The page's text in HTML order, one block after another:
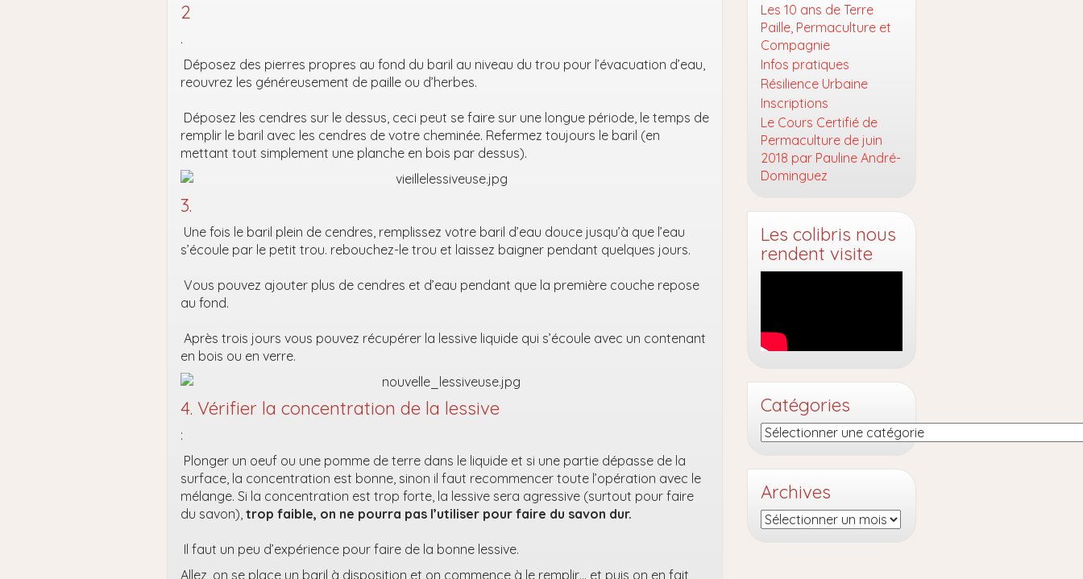
2
.
Déposez des pierres propres au fond du baril au niveau du trou pour l’évacuation d’eau,
reouvrez les généreusement de paille ou d’herbes.
Déposez les cendres sur le dessus, ceci peut se faire sur une longue période, le temps de
remplir le baril avec les cendres de votre cheminée. Refermez toujours le baril (en
mettant tout simplement une planche en bois par dessus).
3.
Une fois le baril plein de cendres, remplissez votre baril d’eau douce jusqu’à que l’eau
s’écoule par le petit trou. rebouchez-le trou et laissez baigner pendant quelques jours.
Vous pouvez ajouter plus de cendres et d’eau pendant que la première couche repose
au fond.
Après trois jours vous pouvez récupérer la lessive liquide qui s’écoule avec un contenant
en bois ou en verre.
4. Vérifier la concentration de la lessive
:
Plonger un oeuf ou une pomme de terre dans le liquide et si une partie dépasse de la
surface, la concentration est bonne, sinon il faut recommencer toute l’opération avec le
mélange. Si la concentration est trop forte, la lessive sera agressive (surtout pour faire
du savon), trop faible, on ne pourra pas l’utiliser pour faire du savon dur.
Il faut un peu d’expérience pour faire de la bonne lessive.
Allez, on se place un baril à disposition et on commence à le remplir… et puis on en fait
Les 10 ans de Terre
Paille, Permaculture et
Compagnie
Infos pratiques
Résilience Urbaine
Inscriptions
Le Cours Certifié de
Permaculture de juin
2018 par Pauline André-
Dominguez
Les colibris nous
rendent visite
Catégories
Catégories
Archives
Archives